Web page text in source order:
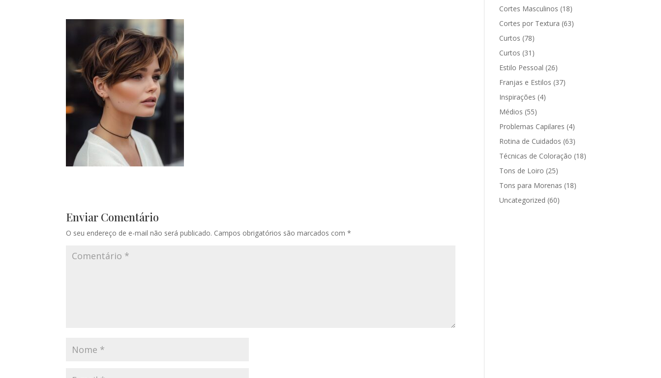
Enviar Comentário
O seu endereço de e-mail não será publicado. Campos obrigatórios são marcados com*
Cortes Masculinos (18)
Cortes por Textura (63)
Curtos (78)
Curtos (31)
Estilo Pessoal (26)
Franjas e Estilos (37)
Inspirações (4)
Médios (55)
Problemas Capilares (4)
Rotina de Cuidados (63)
Técnicas de Coloração (18)
Tons de Loiro (25)
Tons para Morenas (18)
Uncategorized (60)